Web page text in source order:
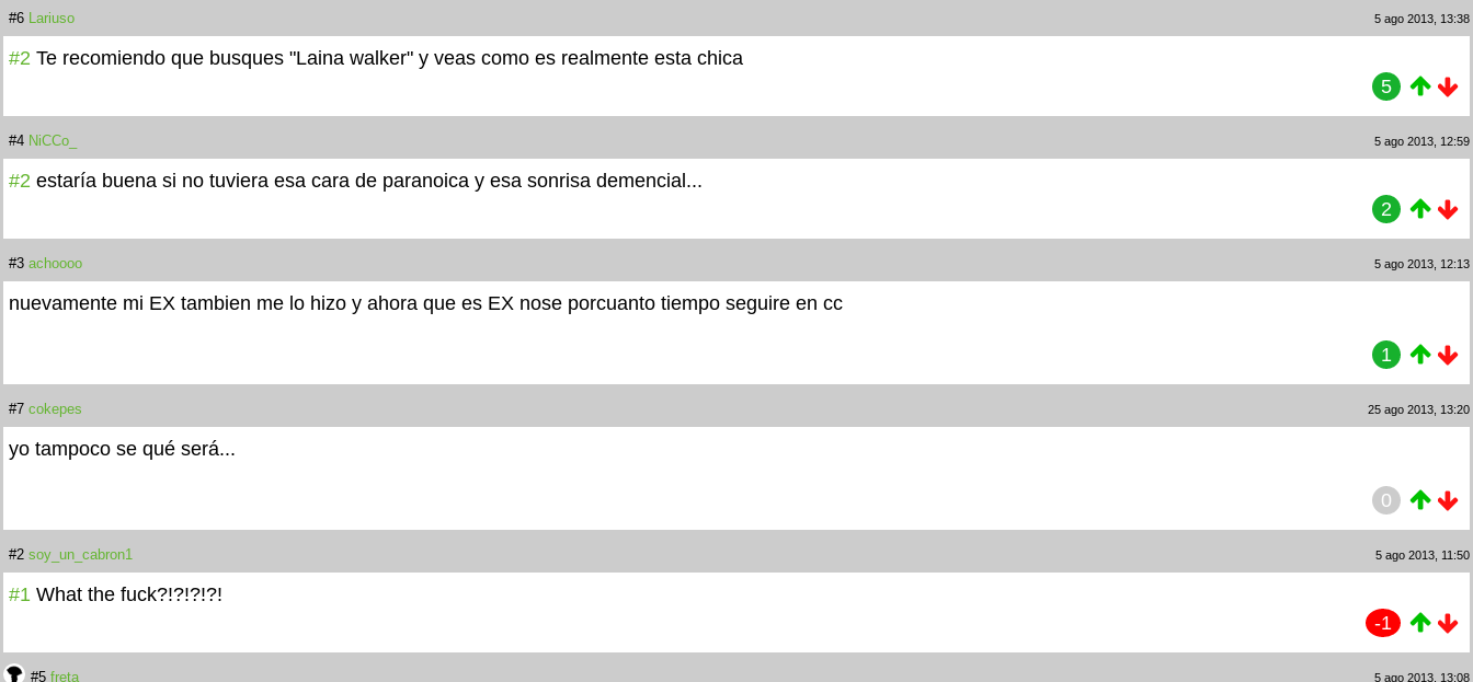
#6 Lariuso 5 ago 2013, 13:38
#2 Te recomiendo que busques "Laina walker" y veas como es realmente esta chica
5
#4 NiCCo_ 5 ago 2013, 12:59
#2 estaría buena si no tuviera esa cara de paranoica y esa sonrisa demencial...
2
#3 achoooo 5 ago 2013, 12:13
nuevamente mi EX tambien me lo hizo y ahora que es EX nose porcuanto tiempo seguire en cc
1
#7 cokepes 25 ago 2013, 13:20
yo tampoco se qué será...
0
#2 soy_un_cabron1 5 ago 2013, 11:50
#1 What the fuck?!?!?!?!
-1
#5 freta 5 ago 2013, 13:08